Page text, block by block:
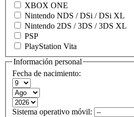
XBOX ONE
Nintendo NDS / DSi / DSi XL
Nintendo 2DS / 3DS / 3DS XL
PSP
PlayStation Vita
Información personal
Fecha de nacimiento:
Sistema operativo móvil: